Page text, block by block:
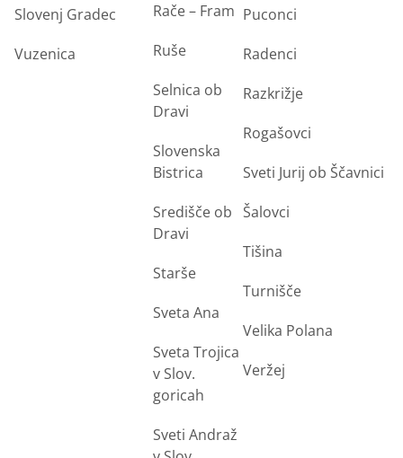
Slovenj Gradec
Vuzenica
Rače – Fram
Ruše
Selnica ob
Dravi
Slovenska
Bistrica
Središče ob
Dravi
Starše
Sveta Ana
Sveta Trojica
v Slov.
goricah
Sveti Andraž
Puconci
Radenci
Razkrižje
Rogašovci
Sveti Jurij ob Ščavnici
Šalovci
Tišina
Turnišče
Velika Polana
Veržej